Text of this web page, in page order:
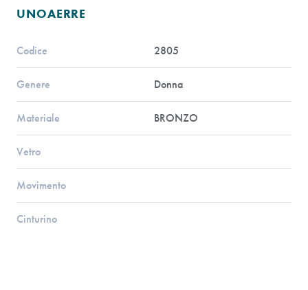
UNOAERRE
Codice 2805
Genere Donna
Materiale BRONZO
Vetro
Movimento
Cinturino